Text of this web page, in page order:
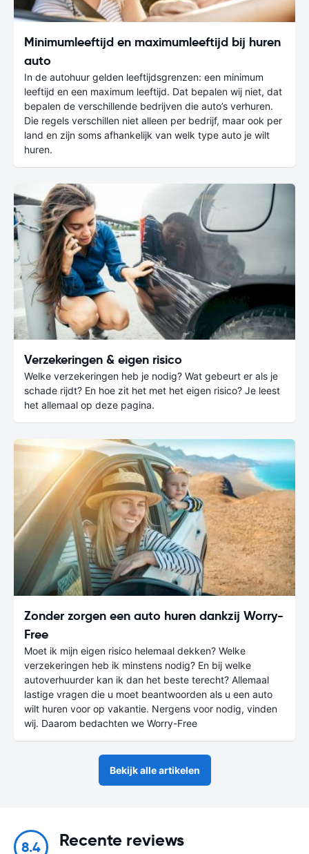
Minimumleeftijd en maximumleeftijd bij huren
auto
In de autohuur gelden leeftijdsgrenzen: een minimum
leeftijd en een maximum leeftijd. Dat bepalen wij niet, dat
bepalen de verschillende bedrijven die auto’s verhuren.
Die regels verschillen niet alleen per bedrijf, maar ook per
land en zijn soms afhankelijk van welk type auto je wilt
huren.
Verzekeringen & eigen risico
Welke verzekeringen heb je nodig? Wat gebeurt er als je
schade rijdt? En hoe zit het met het eigen risico? Je leest
het allemaal op deze pagina.
Zonder zorgen een auto huren dankzij Worry-
Free
Moet ik mijn eigen risico helemaal dekken? Welke
verzekeringen heb ik minstens nodig? En bij welke
autoverhuurder kan ik dan het beste terecht? Allemaal
lastige vragen die u moet beantwoorden als u een auto
wilt huren voor op vakantie. Nergens voor nodig, vinden
wij. Daarom bedachten we Worry-Free
Bekijk alle artikelen
8.4 Recente reviews